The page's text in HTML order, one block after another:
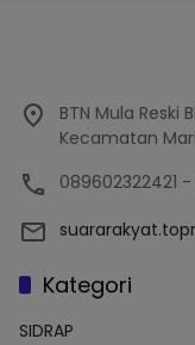
BTN Mula Reski
Kecamatan
089602322421
Kategori
SIDRAP